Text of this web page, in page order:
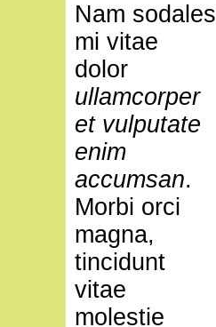
Nam sodales
mi vitae
dolor
ullamcorper
et vulputate
enim
accumsan.
Morbi orci
magna,
tincidunt
vitae
molestie